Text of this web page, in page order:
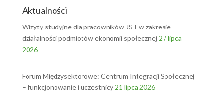
Aktualności
Wizyty studyjne dla pracowników JST w zakresie
działalności podmiotów ekonomii społecznej 27 lipca
2026
Forum Międzysektorowe: Centrum Integracji Społecznej
– funkcjonowanie i uczestnicy 21 lipca 2026